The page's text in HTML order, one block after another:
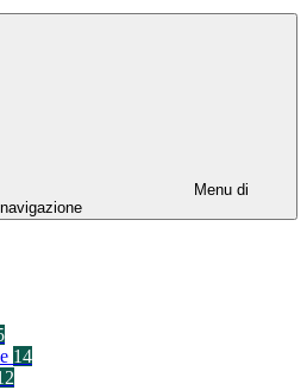
Menu di
navigazione
14